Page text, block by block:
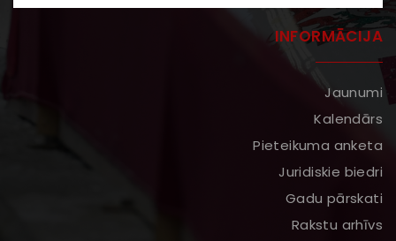
INFORMĀCIJA
Jaunumi
Kalendārs
Pieteikuma anketa
Juridiskie biedri
Gadu pārskati
Rakstu arhīvs